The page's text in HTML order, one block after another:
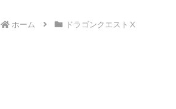
ホーム ドラゴンクエストⅩ